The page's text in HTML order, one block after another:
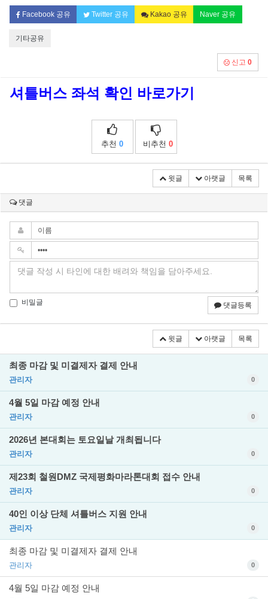
Facebook 공유 Twitter 공유 Kakao 공유 Naver 공유
기타공유
신고 0
셔틀버스 좌석 확인 바로가기
추천 0 비추천 0
윗글 아랫글 목록
댓글
비밀글 댓글등록
윗글 아랫글 목록
최종 마감 및 미결제자 결제 안내
관리자 0
4월 5일 마감 예정 안내
관리자 0
2026년 본대회는 토요일날 개최됩니다
관리자 0
제23회 철원DMZ 국제평화마라톤대회 접수 안내
관리자 0
40인 이상 단체 셔틀버스 지원 안내
관리자 0
최종 마감 및 미결제자 결제 안내
관리자 0
4월 5일 마감 예정 안내